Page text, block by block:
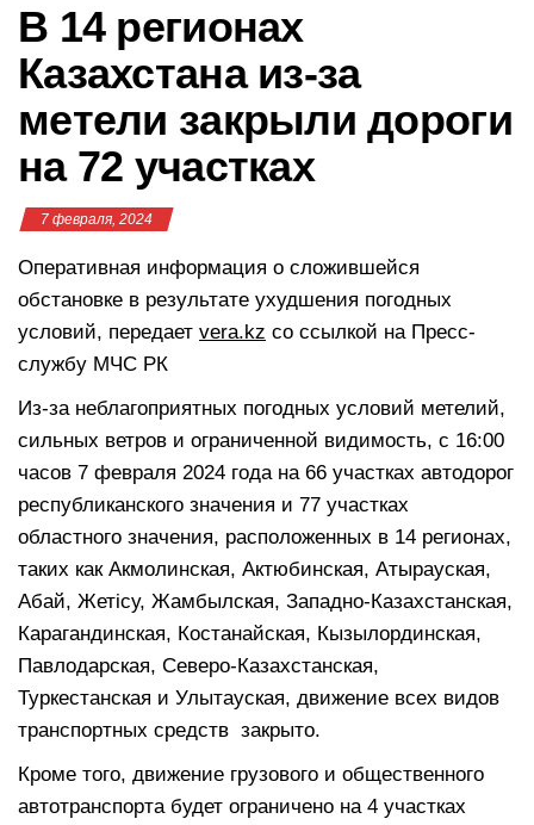
В 14 регионах
Казахстана из-за
метели закрыли дороги
на 72 участках
7 февраля, 2024
Оперативная информация о сложившейся
обстановке в результате ухудшения погодных
условий, передает vera.kz со ссылкой на Пресс-
службу МЧС РК
Из-за неблагоприятных погодных условий метелий,
сильных ветров и ограниченной видимость, с 16:00
часов 7 февраля 2024 года на 66 участках автодорог
республиканского значения и 77 участках
областного значения, расположенных в 14 регионах,
таких как Акмолинская, Актюбинская, Атырауская,
Абай, Жетісу, Жамбылская, Западно-Казахстанская,
Карагандинская, Костанайская, Кызылординская,
Павлодарская, Северо-Казахстанская,
Туркестанская и Улытауская, движение всех видов
транспортных средств закрыто.
Кроме того, движение грузового и общественного
автотранспорта будет ограничено на 4 участках